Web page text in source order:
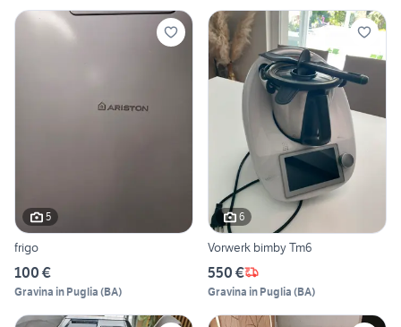
5
frigo
100 €
Gravina in Puglia (BA)
6
Vorwerk bimby Tm6
550 €
Gravina in Puglia (BA)